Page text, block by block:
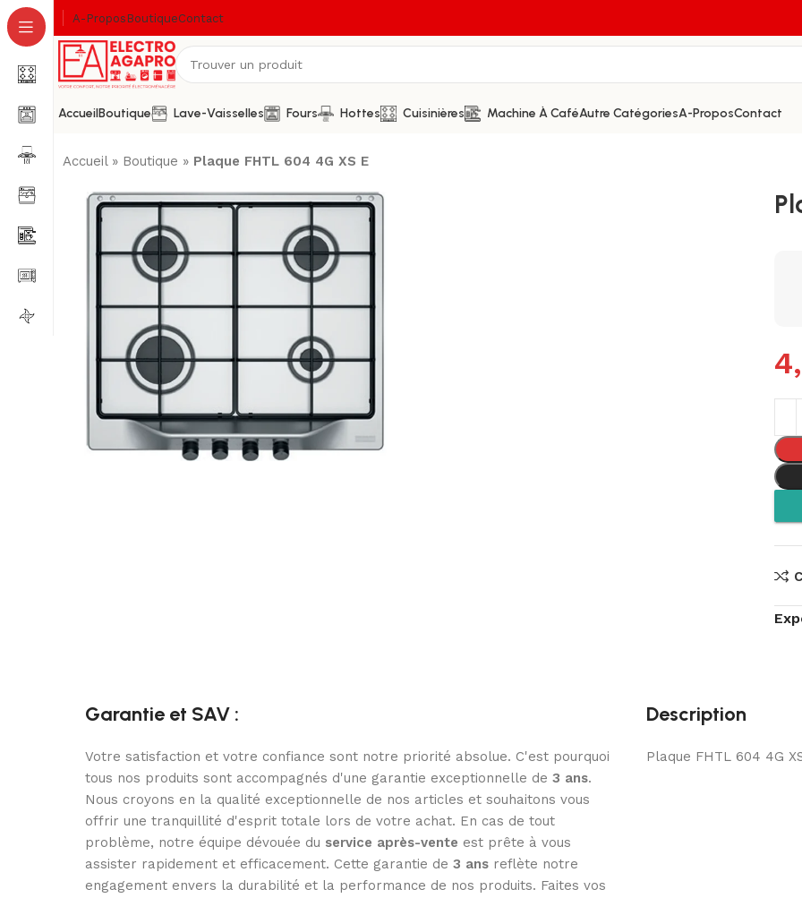
A-Propos BoutiqueContact
AccueilBoutique Lave-Vaisselles Fours Hottes Cuisinières Machine À CaféAutre CatégoriesA-ProposContact
Accueil» Boutique » Plaque FHTL 604 4G XS E
Garantie et SAV :
Votre satisfaction et votre confiance sont notre priorité absolue. C'est pourquoi
tous nos produits sont accompagnés d'une garantie exceptionnelle de 3 ans.
Nous croyons en la qualité exceptionnelle de nos articles et souhaitons vous
offrir une tranquillité d'esprit totale lors de votre achat. En cas de tout
problème, notre équipe dévouée du service après-vente est prête à vous
assister rapidement et efficacement. Cette garantie de 3 ans reflète notre
engagement envers la durabilité et la performance de nos produits. Faites vos
Description
Plaque FHTL 604 4G